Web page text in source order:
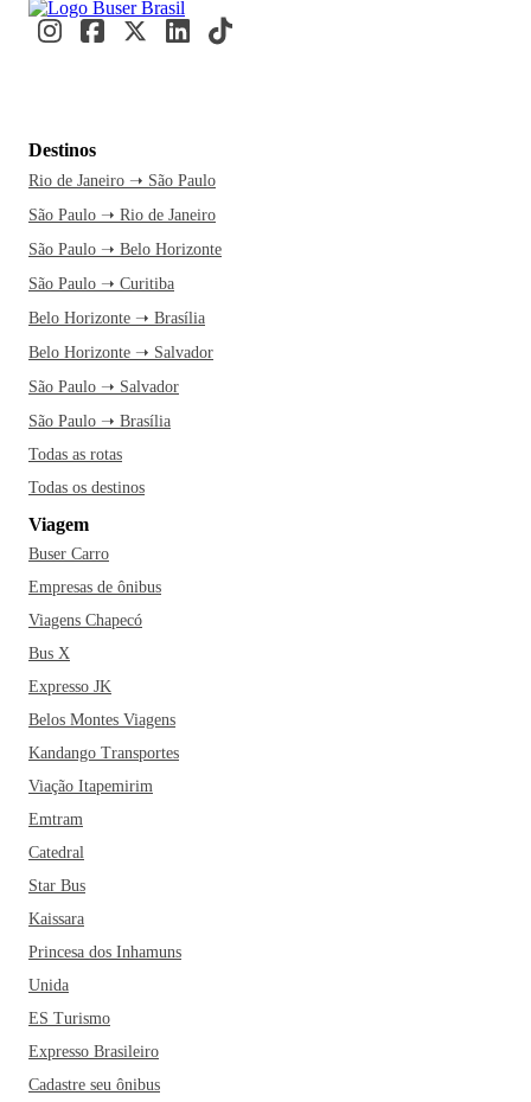
Destinos
Rio de Janeiro ➝ São Paulo
São Paulo ➝ Rio de Janeiro
São Paulo ➝ Belo Horizonte
São Paulo ➝ Curitiba
Belo Horizonte ➝ Brasília
Belo Horizonte ➝ Salvador
São Paulo ➝ Salvador
São Paulo ➝ Brasília
Todas as rotas
Todas os destinos
Viagem
Buser Carro
Empresas de ônibus
Viagens Chapecó
Bus X
Expresso JK
Belos Montes Viagens
Kandango Transportes
Viação Itapemirim
Emtram
Catedral
Star Bus
Kaissara
Princesa dos Inhamuns
Unida
ES Turismo
Expresso Brasileiro
Cadastre seu ônibus